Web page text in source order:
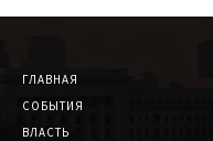
ГЛАВНАЯ
СОБЫТИЯ
ВЛАСТЬ